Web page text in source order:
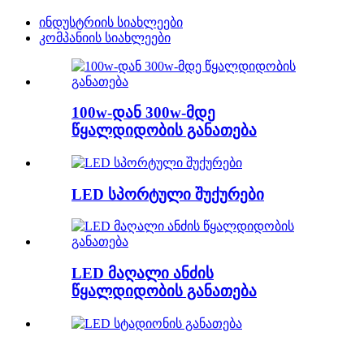
ინდუსტრიის სიახლეები
კომპანიის სიახლეები
100w-დან 300w-მდე
წყალდიდობის განათება
LED სპორტული შუქურები
LED მაღალი ანძის
წყალდიდობის განათება